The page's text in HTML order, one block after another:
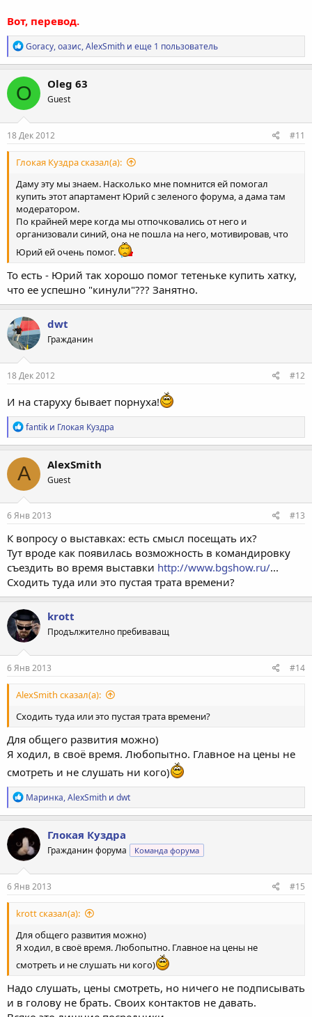
Вот, перевод.
Р
е
а
к
ц
и
и
:
Goracy,оазис,AlexSmith и еще 1 пользователь
O Oleg 63
Guest
18 Дек 2012 #11
Глокая Куздра сказал(а):
Даму эту мы знаем. Насколько мне помнится ей помогал
купить этот апартамент Юрий с зеленого форума, а дама там
модератором.
По крайней мере когда мы отпочковались от него и
организовали синий, она не пошла на него, мотивировав, что
Юрий ей очень помог.
То есть - Юрий так хорошо помог тетеньке купить хатку,
что ее успешно "кинули"??? Занятно.
dwt
Гражданин
18 Дек 2012 #12
И на старуху бывает порнуха!
Р
е
а
к
ц
и
и
:
fantik и Глокая Куздра
A AlexSmith
Guest
6 Янв 2013 #13
К вопросу о выставках: есть смысл посещать их?
Тут вроде как появилась возможность в командировку
съездить во время выставки http://www.bgshow.ru/...
Сходить туда или это пустая трата времени?
krott
Продължително пребиваващ
6 Янв 2013 #14
AlexSmith сказал(а):
Сходить туда или это пустая трата времени?
Для общего развития можно)
Я ходил, в своё время. Любопытно. Главное на цены не
смотреть и не слушать ни кого)
Р
е
а
к
ц
и
и
:
Маринка,AlexSmith и dwt
Глокая Куздра
Гражданин форума Команда форума
6 Янв 2013 #15
krott сказал(а):
Для общего развития можно)
Я ходил, в своё время. Любопытно. Главное на цены не
смотреть и не слушать ни кого)
Надо слушать, цены смотреть, но ничего не подписывать
и в голову не брать. Своих контактов не давать.